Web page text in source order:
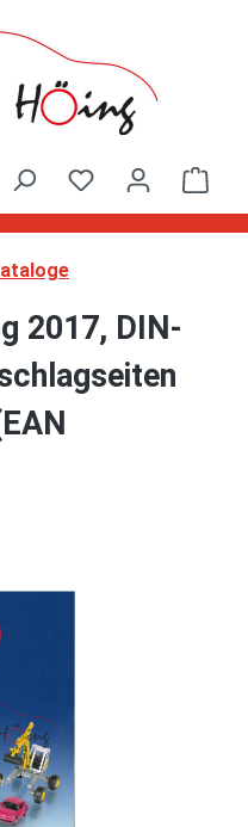
2017, DIN-